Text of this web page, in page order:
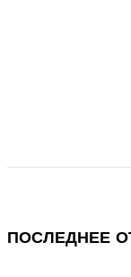
ПОСЛЕДНЕЕ